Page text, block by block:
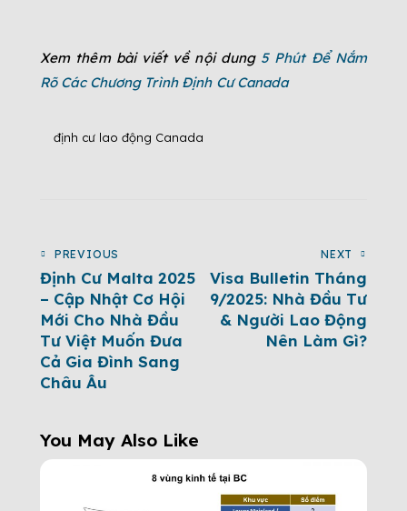
Xem thêm bài viết về nội dung 5 Phút Để Nắm
Rõ Các Chương Trình Định Cư Canada
định cư lao động Canada
PREVIOUS
Định Cư Malta 2025
– Cập Nhật Cơ Hội
Mới Cho Nhà Đầu
Tư Việt Muốn Đưa
Cả Gia Đình Sang
Châu Âu
NEXT
Visa Bulletin Tháng
9/2025: Nhà Đầu Tư
& Người Lao Động
Nên Làm Gì?
You May Also Like